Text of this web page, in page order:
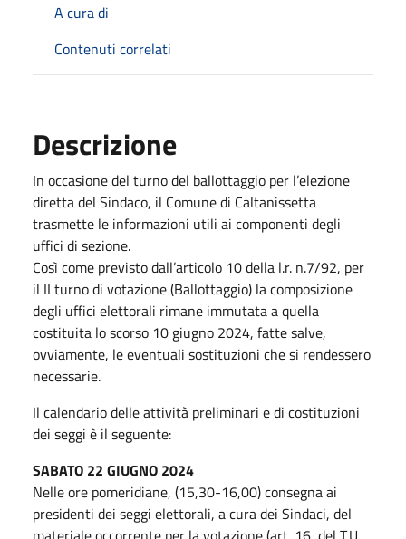
A cura di
Contenuti correlati
Descrizione
In occasione del turno del ballottaggio per l’elezione
diretta del Sindaco, il Comune di Caltanissetta
trasmette le informazioni utili ai componenti degli
uffici di sezione.
Così come previsto dall’articolo 10 della l.r. n.7/92, per
il II turno di votazione (Ballottaggio) la composizione
degli uffici elettorali rimane immutata a quella
costituita lo scorso 10 giugno 2024, fatte salve,
ovviamente, le eventuali sostituzioni che si rendessero
necessarie.
Il calendario delle attività preliminari e di costituzioni
dei seggi è il seguente:
SABATO 22 GIUGNO 2024
Nelle ore pomeridiane, (15,30-16,00) consegna ai
presidenti dei seggi elettorali, a cura dei Sindaci, del